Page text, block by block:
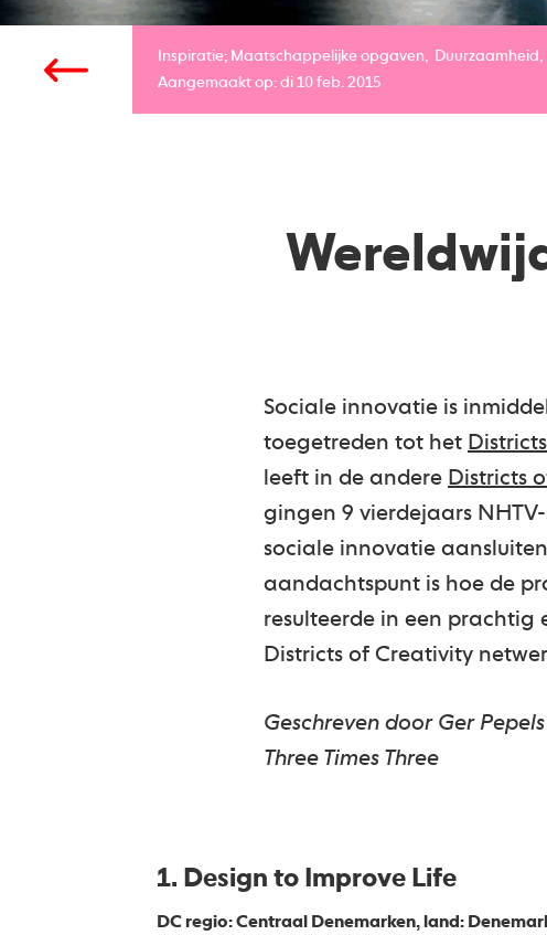
Inspiratie; Maatschappelijke opgaven Duurzaamheid
Aangemaakt op: di 10 feb. 2015
Sociale innovatie is
toegetreden tot het
leeft in de andere Districts
gingen 9 vierdejaars
sociale innovatie
aandachtspunt is hoe de
resulteerde in een prachtig
Districts of Creativity
Geschreven door Ger
Three Times Three
1. Design to Improve Life
DC regio: Centraal Denemarken, land: